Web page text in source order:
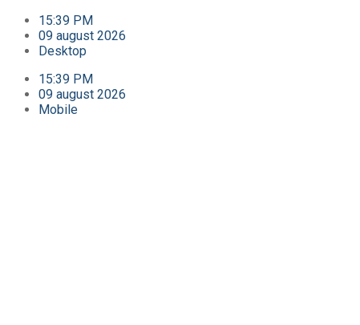
15:39 PM
09 august 2026
Desktop
15:39 PM
09 august 2026
Mobile